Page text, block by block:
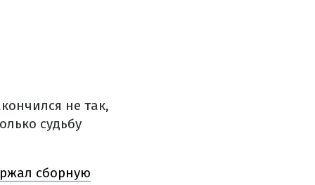
не так,
судьбу
сборную